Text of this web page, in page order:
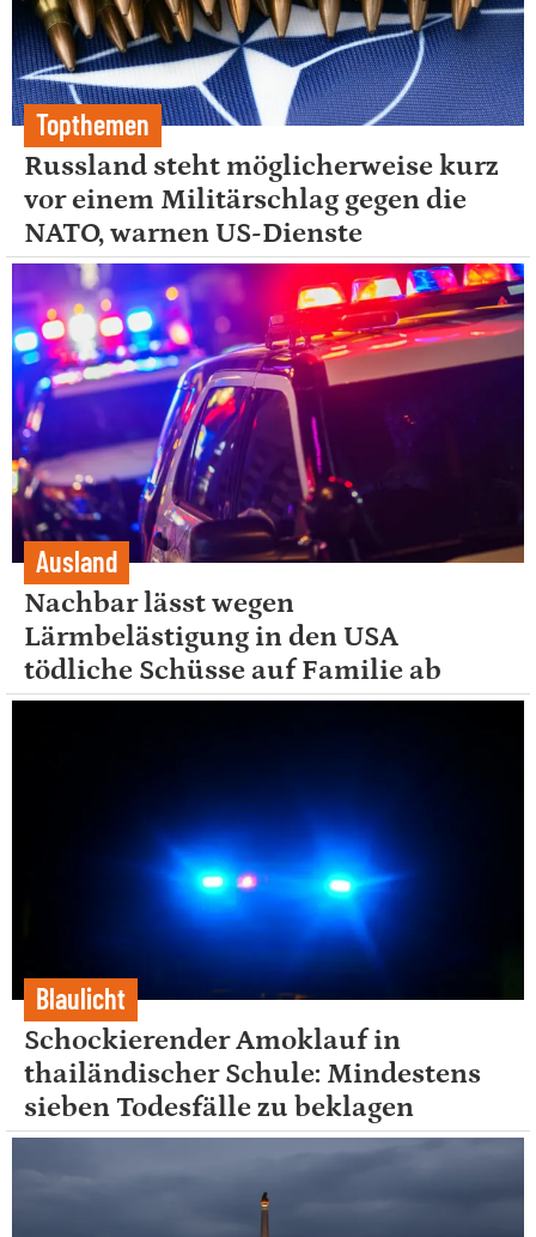
Topthemen
Russland steht möglicherweise kurz
vor einem Militärschlag gegen die
NATO, warnen US-Dienste
Ausland
Nachbar lässt wegen
Lärmbelästigung in den USA
tödliche Schüsse auf Familie ab
Blaulicht
Schockierender Amoklauf in
thailändischer Schule: Mindestens
sieben Todesfälle zu beklagen